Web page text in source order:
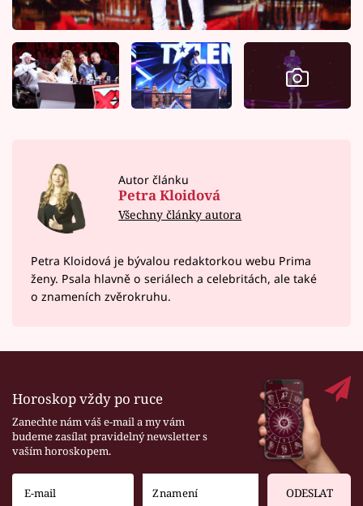
Autor článku
Petra Kloidová
Všechny články autora
Petra Kloidová je bývalou redaktorkou webu Prima
ženy. Psala hlavně o seriálech a celebritách, ale také
o znameních zvěrokruhu.
Horoskop vždy po ruce
Zanechte nám váš e-mail a my vám
budeme zasílat pravidelný newsletter s
vaším horoskopem.
ODESLAT